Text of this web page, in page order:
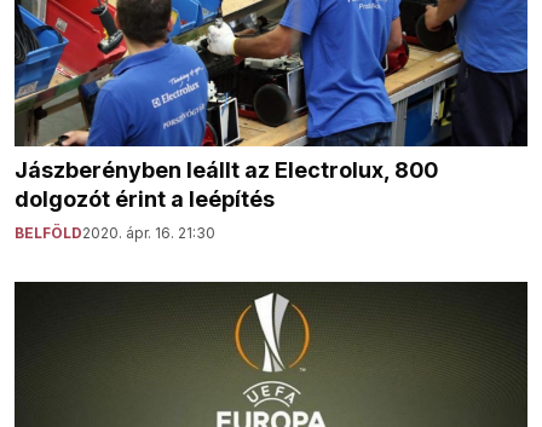
Jászberényben leállt az Electrolux, 800
dolgozót érint a leépítés
BELFÖLD2020. ápr. 16. 21:30